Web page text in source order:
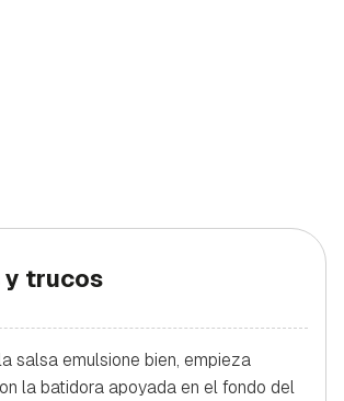
y trucos
salsa emulsione bien, empieza
la batidora apoyada en el fondo del